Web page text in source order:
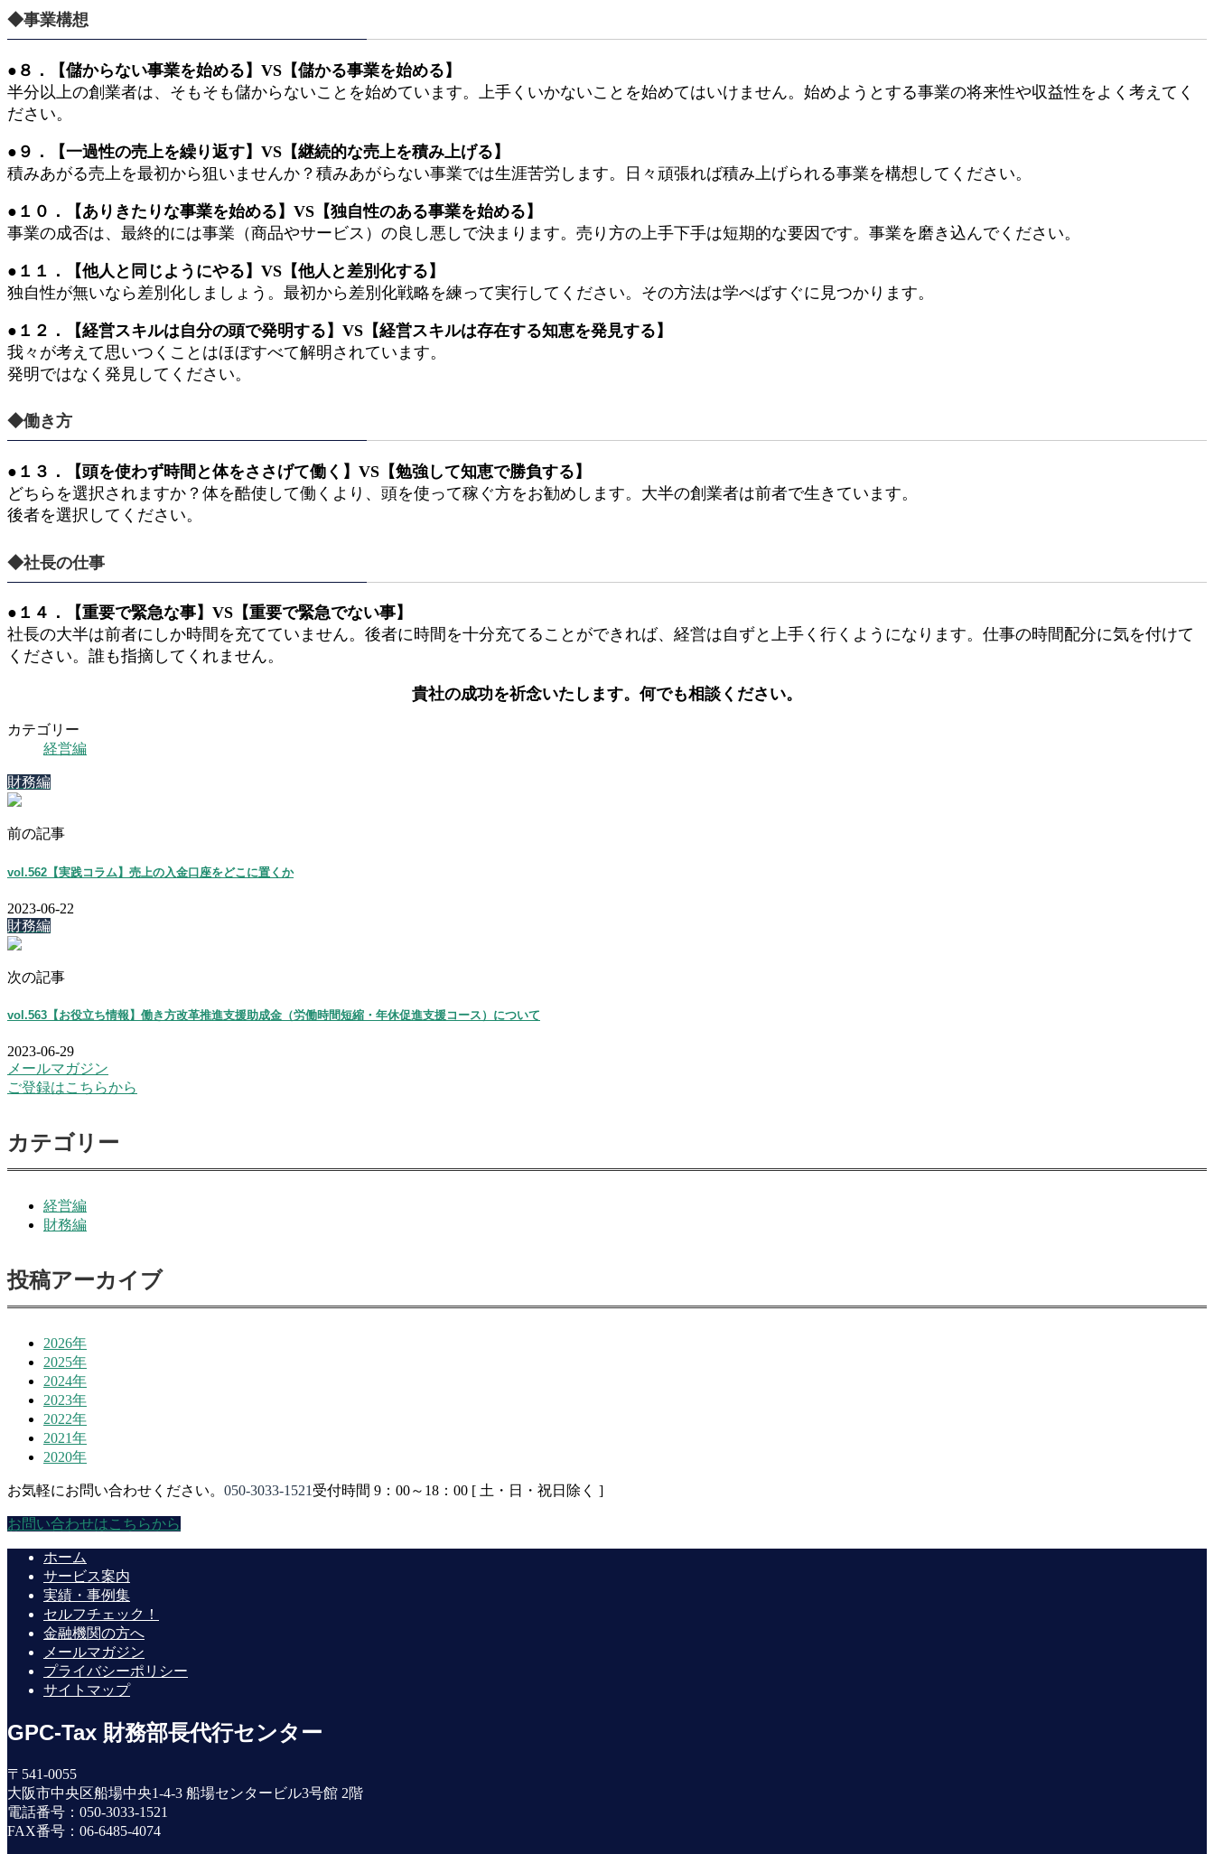
◆事業構想
●８．【儲からない事業を始める】VS【儲かる事業を始める】
半分以上の創業者は、そもそも儲からないことを始めています。上手くいかないことを始めてはいけません。始めようとする事業の将来性や収益性をよく考えてく
ださい。
●９．【一過性の売上を繰り返す】VS【継続的な売上を積み上げる】
積みあがる売上を最初から狙いませんか？積みあがらない事業では生涯苦労します。日々頑張れば積み上げられる事業を構想してください。
●１０．【ありきたりな事業を始める】VS【独自性のある事業を始める】
事業の成否は、最終的には事業（商品やサービス）の良し悪しで決まります。売り方の上手下手は短期的な要因です。事業を磨き込んでください。
●１１．【他人と同じようにやる】VS【他人と差別化する】
独自性が無いなら差別化しましょう。最初から差別化戦略を練って実行してください。その方法は学べばすぐに見つかります。
●１２．【経営スキルは自分の頭で発明する】VS【経営スキルは存在する知恵を発見する】
我々が考えて思いつくことはほぼすべて解明されています。
発明ではなく発見してください。
◆働き方
●１３．【頭を使わず時間と体をささげて働く】VS【勉強して知恵で勝負する】
どちらを選択されますか？体を酷使して働くより、頭を使って稼ぐ方をお勧めします。大半の創業者は前者で生きています。
後者を選択してください。
◆社長の仕事
●１４．【重要で緊急な事】VS【重要で緊急でない事】
社長の大半は前者にしか時間を充てていません。後者に時間を十分充てることができれば、経営は自ずと上手く行くようになります。仕事の時間配分に気を付けて
ください。誰も指摘してくれません。
貴社の成功を祈念いたします。何でも相談ください。
カテゴリー
経営編
財務編
前の記事
vol.562【実践コラム】売上の入金口座をどこに置くか
2023-06-22
財務編
次の記事
vol.563【お役立ち情報】働き方改革推進支援助成金（労働時間短縮・年休促進支援コース）について
2023-06-29
メールマガジン
ご登録はこちらから
カテゴリー
経営編
財務編
投稿アーカイブ
2026年
2025年
2024年
2023年
2022年
2021年
2020年
お気軽にお問い合わせください。 050-3033-1521 受付時間 9：00～18：00 [ 土・日・祝日除く ]
お問い合わせはこちらから
ホーム
サービス案内
実績・事例集
セルフチェック！
金融機関の方へ
メールマガジン
プライバシーポリシー
サイトマップ
GPC-Tax 財務部長代行センター
〒541-0055
大阪市中央区船場中央1-4-3 船場センタービル3号館 2階
電話番号：050-3033-1521
FAX番号：06-6485-4074